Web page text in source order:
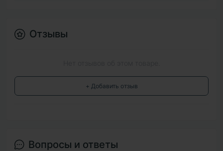
Отзывы
+ Добавить отзыв
Вопросы и ответы